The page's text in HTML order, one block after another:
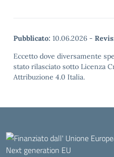
Pubblicato: 10.06.2026 -
Eccetto dove diversamente
stato rilasciato sotto Licenza
Attribuzione 4.0 Italia.